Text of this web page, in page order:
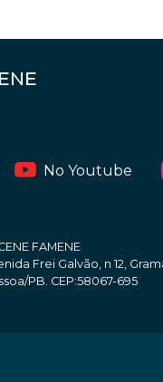
No Youtube
FAMENE
Frei Galvão, n 12,
PB. CEP:58067-695